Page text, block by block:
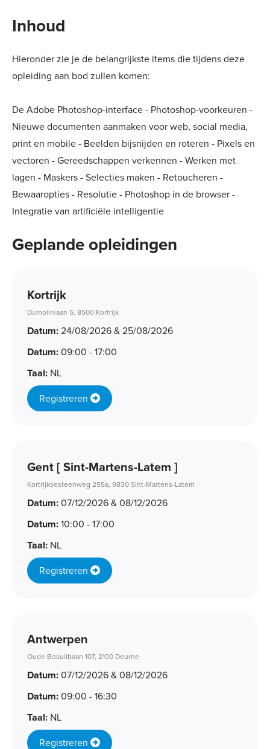
Inhoud
Hieronder zie je de belangrijkste items die tijdens deze
opleiding aan bod zullen komen:
De Adobe Photoshop-interface - Photoshop-voorkeuren -
Nieuwe documenten aanmaken voor web, social media,
print en mobile - Beelden bijsnijden en roteren - Pixels en
vectoren - Gereedschappen verkennen - Werken met
lagen - Maskers - Selecties maken - Retoucheren -
Bewaaropties - Resolutie - Photoshop in de browser -
Integratie van artificiële intelligentie
Geplande opleidingen
Kortrijk
Dumolinlaan 5, 8500 Kortrijk
Datum:24/08/2026 & 25/08/2026
Datum:09:00 - 17:00
Taal: NL
Registreren
Gent [ Sint-Martens-Latem ]
Kortrijksesteenweg 255a, 9830 Sint-Martens-Latem
Datum:07/12/2026 & 08/12/2026
Datum:10:00 - 17:00
Taal: NL
Registreren
Antwerpen
Oude Bosuilbaan 107, 2100 Deurne
Datum:07/12/2026 & 08/12/2026
Datum:09:00 - 16:30
Taal: NL
Registreren